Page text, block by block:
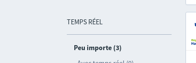
TEMPS RÉEL
Peu importe (3)